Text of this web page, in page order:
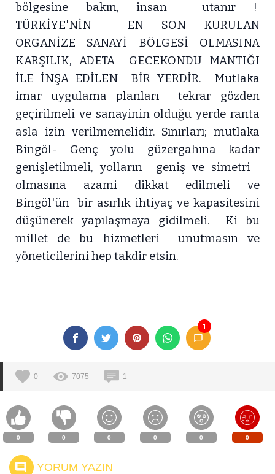
bölgesine bakın, insan utanır !
TÜRKİYE'NİN EN SON KURULAN
ORGANİZE SANAYİ BÖLGESİ OLMASINA
KARŞILIK, ADETA GECEKONDU MANTIĞI
İLE İNŞA EDİLEN BİR YERDİR. Mutlaka
imar uygulama planları tekrar gözden
geçirilmeli ve sanayinin olduğu yerde ranta
asla izin verilmemelidir. Sınırları; mutlaka
Bingöl- Genç yolu güzergahına kadar
genişletilmeli, yolların geniş ve simetri
olmasına azami dikkat edilmeli ve
Bingöl'ün bir asırlık ihtiyaç ve kapasitesini
düşünerek yapılaşmaya gidilmeli. Ki bu
millet de bu hizmetleri unutmasın ve
yöneticilerini hep takdir etsin.
1
0 7075 1
0 0 0 0 0 0
YORUM YAZIN